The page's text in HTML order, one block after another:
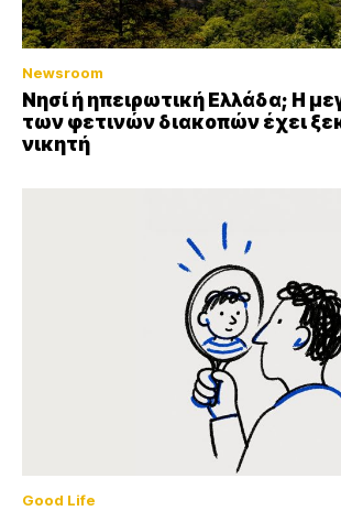
Newsroom
Νησί ή ηπειρωτική Ελλάδα; Η
των φετινών διακοπών έχει
νικητή
Good Life